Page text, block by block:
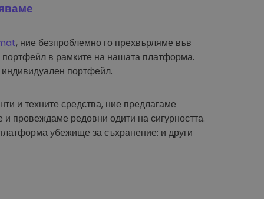
, ние безпроблемно го прехвърляме във
в рамките на нашата платформа.
портфейл.
и техните средства, ние предлагаме
провеждаме редовни одити на сигурността.
убежище за съхранение: и други